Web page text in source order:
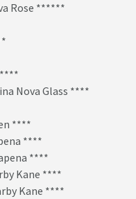
Rose ******
Nova Glass ****
****
****
****
Kane ****
Kane ****